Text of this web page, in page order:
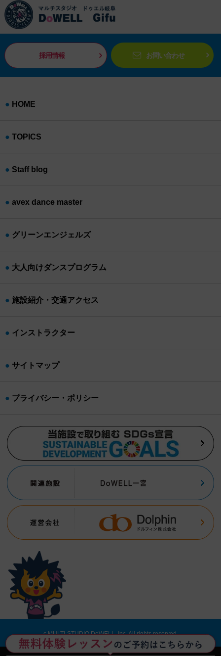
採用情報 お問い合わせ
HOME
TOPICS
Staff blog
avex dance master
グリーンエンジェルズ
大人向けダンスプログラム
施設紹介・交通アクセス
インストラクター
サイトマップ
プライバシー・ポリシー
c MULTI-STUDIO DoWELL, Inc. All rights reserved.